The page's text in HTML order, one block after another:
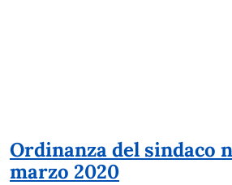
Ordinanza del sindaco
marzo 2020